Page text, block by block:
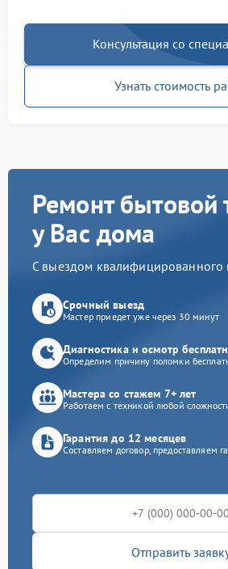
Консультация со
Узнать стоимость
Ремонт бытовой
у Вас дома
С выездом квалифицированного
Срочный выезд
Мастер приедет уже через 30 минут
Диагностика и осмотр
Определим причину поломки
Мастера со стажем 7+ лет
Работаем с техникой любой
Гарантия до 12 месяцев
Составляем договор, предоставляем
Отправить